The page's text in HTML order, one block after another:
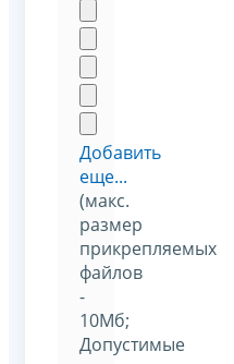
Добавить
еще...
(макс.
размер
прикрепляемых
файлов
-
10Мб;
Допустимые